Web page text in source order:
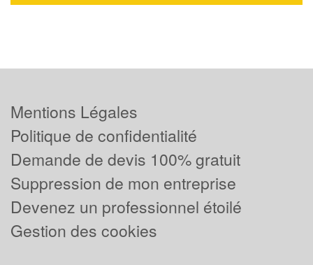
Mentions Légales
Politique de confidentialité
Demande de devis 100% gratuit
Suppression de mon entreprise
Devenez un professionnel étoilé
Gestion des cookies